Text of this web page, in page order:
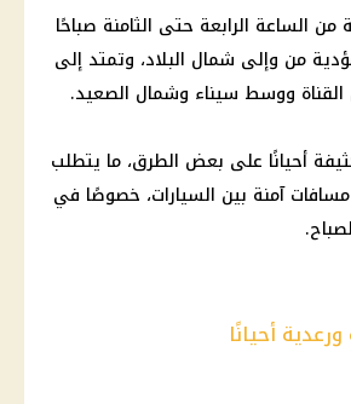
من الساعة الرابعة حتى الثامنة صباحًا
من وإلى شمال البلاد، وتمتد إلى
ووسط سيناء وشمال الصعيد.
أحيانًا على بعض الطرق، ما يتطلب
آمنة بين السيارات، خصوصًا في
أحيانًا